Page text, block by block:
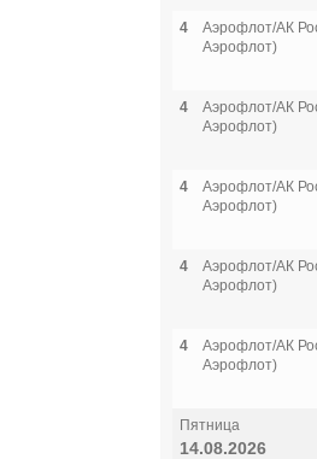
4
Аэрофлот/АК
Аэрофлот)
4
Аэрофлот/АК
Аэрофлот)
4
Аэрофлот/АК
Аэрофлот)
4
Аэрофлот/АК
Аэрофлот)
4
Аэрофлот/АК
Аэрофлот)
Пятница
14.08.2026